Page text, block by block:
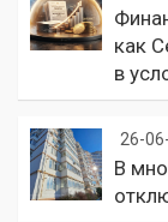
как
в
26-
В